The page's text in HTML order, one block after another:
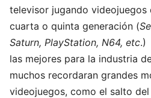
televisor jugando videojuegos
cuarta o quinta generación (
Saturn, PlayStation, N64, etc.)
las mejores para la industria
muchos recordaran grandes
videojuegos, como el salto